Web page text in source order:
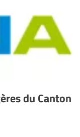
du Canton